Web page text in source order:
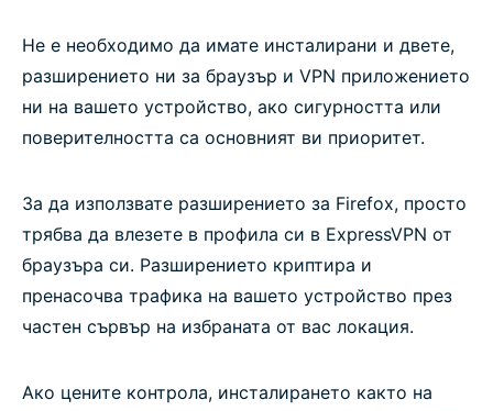
Не е необходимо да имате инсталирани и двете,
разширението ни за браузър и VPN приложението
ни на вашето устройство, ако сигурността или
поверителността са основният ви приоритет.
За да използвате разширението за Firefox, просто
трябва да влезете в профила си в ExpressVPN от
браузъра си. Разширението криптира и
пренасочва трафика на вашето устройство през
частен сървър на избраната от вас локация.
Ако цените контрола, инсталирането както на